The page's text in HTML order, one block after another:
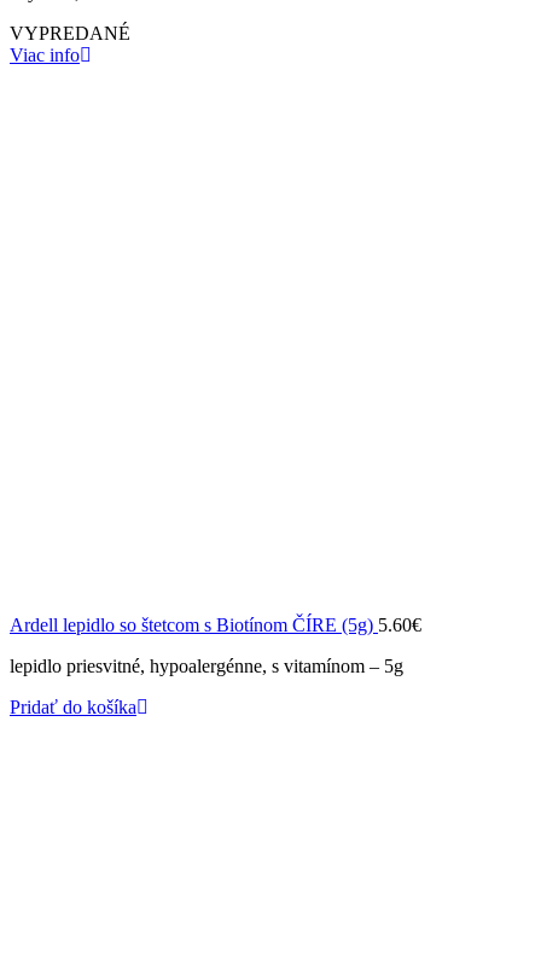
VYPREDANÉ
Viac info
Ardell lepidlo so štetcom s Biotínom ČÍRE (5g) 5.60€
lepidlo priesvitné, hypoalergénne, s vitamínom – 5g
Pridať do košíka